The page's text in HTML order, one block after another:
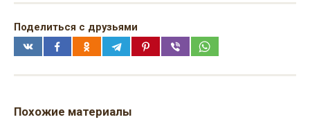
Поделиться с друзьями
Похожие материалы